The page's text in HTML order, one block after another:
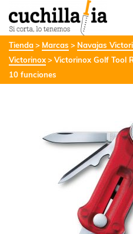
Tienda Marcas Navajas
Victorinox
Victorinox Golf Tool
10 funciones